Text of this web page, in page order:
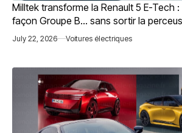
Milltek transforme la Renault 5 E-Tech
façon Groupe B… sans sortir la
July 22, 2026 Voitures électriques